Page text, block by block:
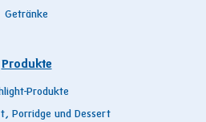
Getränke
Produkte
Produkte
Porridge und Dessert